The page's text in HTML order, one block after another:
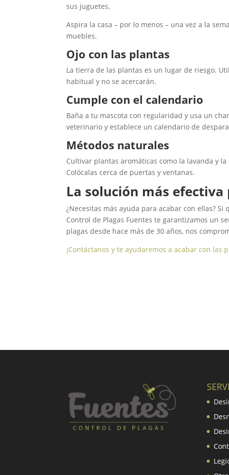
sus juguetes.
Aspira la casa – por lo menos – una vez a la
muebles.
Ojo con las plantas
La tierra de las plantas es un lugar de riesgo.
habitual y no se acercarán.
Cumple con el calendario
Baña a tu mascota con regularidad y usa un
veterinario y establece un calendario de
Métodos naturales
Cultivar plantas aromáticas como la lavanda y
Colócalas cerca de puertas y ventanas.
La solución más
¿Necesitas más ayuda para acabar con ellas?
Control de Plagas Fuentes te garantizamos un
plagas desde hace más de 30 años, nos
¡Contáctanos y te ayudaremos a acabar con las